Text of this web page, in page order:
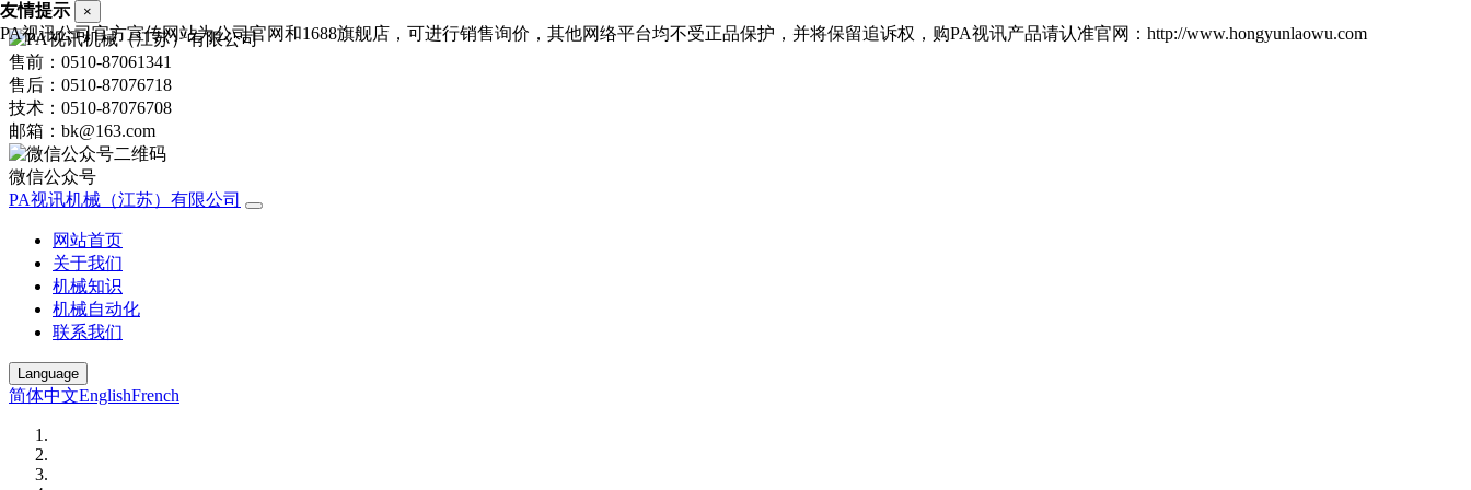
售前：0510-87061341
售后：0510-87076718
技术：0510-87076708
邮箱：bk@163.com
微信公众号
PA视讯机械（江苏）有限公司
网站首页
关于我们
机械知识
机械自动化
联系我们
Language
简体中文EnglishFrench
友情提示 ×
PA视讯公司官方宣传网站为公司官网和1688旗舰店，可进行销售询价，其他网络平台均不受正品保护，并将保留追诉权，购PA视讯产品请认准官网：http://www.hongyunlaowu.com